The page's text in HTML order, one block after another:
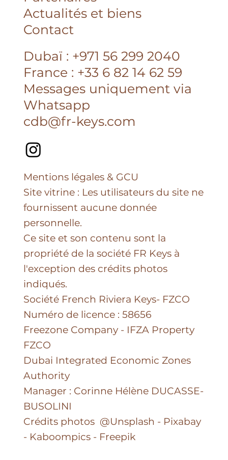
Dubaï : +971 56 299 2040
France : +33 6 82 14 62 59
Messages uniquement via
Whatsapp
cdb@fr-keys.com
Accueil
À propos
Partenaires
Actualités et biens
Contact
Mentions légales & GCU
Site vitrine : Les utilisateurs du site ne
fournissent aucune donnée
personnelle.
Ce site et son contenu sont la
propriété de la société FR Keys à
l'exception des crédits photos
indiqués.
Société French Riviera Keys- FZCO
Numéro de licence : 58656
Freezone Company - IFZA Property
FZCO
Dubai Integrated Economic Zones